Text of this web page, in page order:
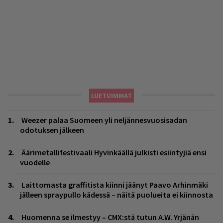
LUETUIMMAT
Weezer palaa Suomeen yli neljännesvuosisadan
odotuksen jälkeen
Äärimetallifestivaali Hyvinkäällä julkisti esiintyjiä ensi
vuodelle
Laittomasta graffitista kiinni jäänyt Paavo Arhinmäki
jälleen spraypullo kädessä – näitä puolueita ei kiinnosta
Huomenna se ilmestyy – CMX:stä tutun A.W. Yrjänän